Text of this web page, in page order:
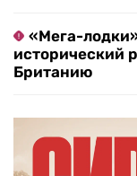
«Мега-
исторический
Британию